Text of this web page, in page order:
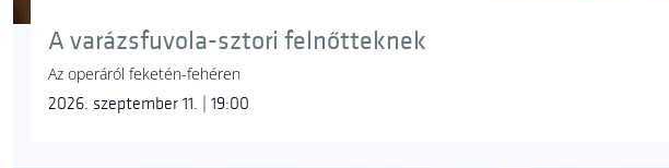
A varázsfuvola-sztori felnőtteknek
Az operáról feketén-fehéren
2026. szeptember 11. | 19:00